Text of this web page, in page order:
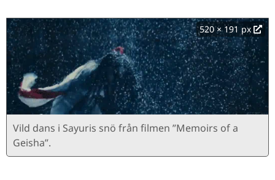
520 × 191 px
Vild dans i Sayuris snö från filmen ”Memoirs of a
Geisha”.